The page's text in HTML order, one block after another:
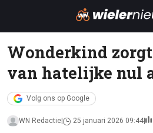
Wonderkind
van hatelijke nul
Volg ons op Google
WN Redactie 25 januari 2026 09:44